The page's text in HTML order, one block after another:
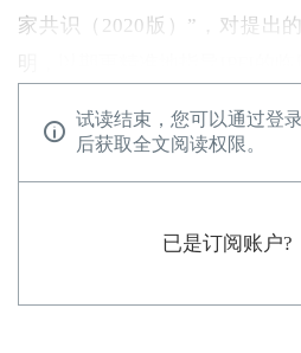
家共识（2020版）”，对提出
试读结束，您可以通过登
后获取全文阅读权限。
已是订阅账户?